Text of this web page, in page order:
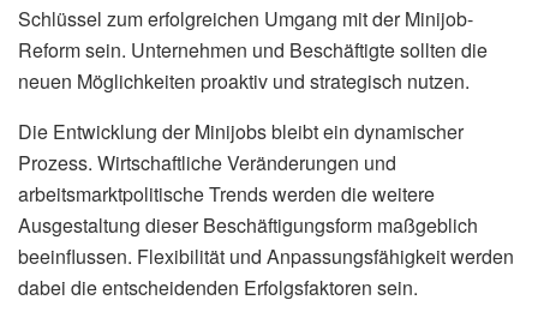
Schlüssel zum erfolgreichen Umgang mit der Minijob-
Reform sein. Unternehmen und Beschäftigte sollten die
neuen Möglichkeiten proaktiv und strategisch nutzen.
Die Entwicklung der Minijobs bleibt ein dynamischer
Prozess. Wirtschaftliche Veränderungen und
arbeitsmarktpolitische Trends werden die weitere
Ausgestaltung dieser Beschäftigungsform maßgeblich
beeinflussen. Flexibilität und Anpassungsfähigkeit werden
dabei die entscheidenden Erfolgsfaktoren sein.